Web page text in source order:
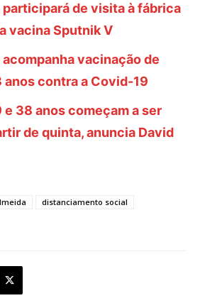
participará de visita à fábrica
vacina Sputnik V
vacinação de
anos contra a Covid-19
e 38 anos começam a ser
de quinta, anuncia David
distanciamento social